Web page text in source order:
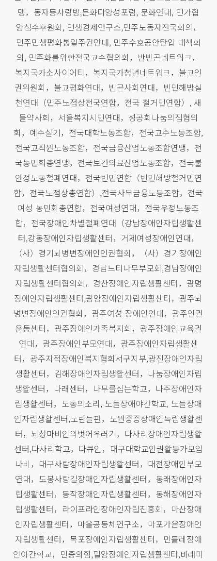
맹，동자동사랑방,문화다양성포럼, 문화연대, 민가협
양심수후원회, 민생경제연구소,민주노동자전국회의，
민주민생평화통일주권연대, 민주수호공안탄압 대책회
의, 민주화를위한전국교수협의회，반빈곤네트워크，
복지국가소사이어티，복지국가청년네트워크，불교인
권위원회，불교평화연대，빈곤사회연대，빈민해방실
천연대（민주노점상전국연합，전국 철거민연합）, 새
물약사회，서울복지시민연대，성공회나눔의집협의
회，예수살기，전국대학노동조합，전국교수노동조합,
전국교직원노동조합，전국금융산업노동조합연맹，전
국농민회총연맹，전국보건의료산업노동조합，전국불
안정노동철폐연대，전국빈민연합（빈민해방철거민연
합，전국노점상총연합）,전국사무금융노동조합，전국
여성 농민회총연합，전국여성연대，전국우정노동조
합，전국장애인차별철폐연대（강남장애인자립생활센
터,강동장애인자립생활센터，거제여성장애인연대，
（사）경기뇌병변장애인인권협회，（사）경기장애인
자립생활센터협의회，경남느티나무부모회,경남장애인
자립생활센터협의회，경산장애인자립생활센터，광명
장애인자립생활센터,광양장애인자립생활센터，광주뇌
병변장애인인권협회，광주여성 장애인연대，광주인권
운동센터，광주장애인가족복지회，광주장애인교육권
연대，광주장애인부모연대，광주장애인자립생활센
터，광주지적장애인복지협회서구지부,광진장애인자립
생활센터，김해장애인자립생활센터，나눔장애인자립
생활센터，나래센터，나무를심는학교，나주장애인자
립생활센터，노동의소리, 노들장애야간학교, 노들장애
인자립생활센터,노란들판，노원중증장애인독립생활센
터，뇌성마비인의벗어우러기，다사리장애인자립생활
센터,다사리학교，다큐인，대구대학교인권활동가모임
나비，대구사람장애인자립생활센터，대전장애인부모
연대，도봉사랑길장애인자립생활센터，동래장애인자
립생활센터，동작장애인자립생활센터，동해장애인자
립생활센터，라이프라인장애인자립진흥회，마산장애
인자립생활센터，마을공동체연구소，마포가온장애인
자립생활센터，목포장애인자립생활센터，민들레장애
인야간학교，민중의힘,밀양장애인자립생활센터,바래미